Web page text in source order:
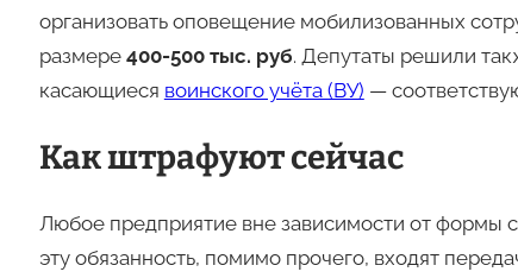
организовать оповещение мобилизованных
размере 400-500 тыс. руб. Депутаты решили
касающиеся воинского учёта (ВУ) —
Как штрафуют сейчас
Любое предприятие вне зависимости от формы
эту обязанность, помимо прочего, входят